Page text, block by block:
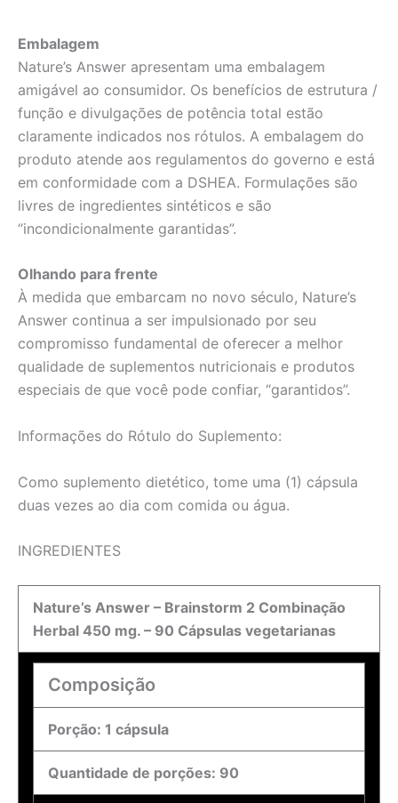
Embalagem
Nature’s Answer apresentam uma embalagem
amigável ao consumidor. Os benefícios de estrutura /
função e divulgações de potência total estão
claramente indicados nos rótulos. A embalagem do
produto atende aos regulamentos do governo e está
em conformidade com a DSHEA. Formulações são
livres de ingredientes sintéticos e são
“incondicionalmente garantidas”.
Olhando para frente
À medida que embarcam no novo século, Nature’s
Answer continua a ser impulsionado por seu
compromisso fundamental de oferecer a melhor
qualidade de suplementos nutricionais e produtos
especiais de que você pode confiar, “garantidos”.
Informações do Rótulo do Suplemento:
Como suplemento dietético, tome uma (1) cápsula
duas vezes ao dia com comida ou água.
INGREDIENTES
Nature’s Answer – Brainstorm 2 Combinação
Herbal 450 mg. – 90 Cápsulas vegetarianas
Composição
Porção: 1 cápsula
Quantidade de porções: 90